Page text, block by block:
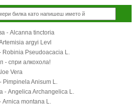
- Alcanna tinctoria
argyi Levl
Robinia Pseudoacacia L.
- спри алкохола!
Vera
Pimpinela Anisum L.
- Angelica Archangelica L.
Arnica montana L.